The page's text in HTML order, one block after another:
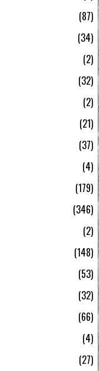
87
34
2
32
2
21
37
4
179
346
2
148
53
32
66
4
27